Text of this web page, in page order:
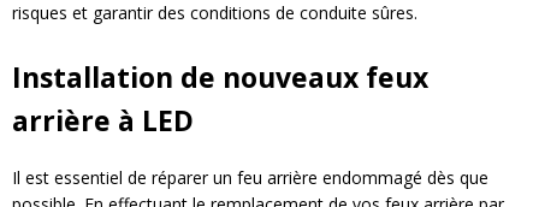
risques et garantir des conditions de conduite sûres.
Installation de nouveaux feux
arrière à LED
Il est essentiel de réparer un feu arrière endommagé dès que